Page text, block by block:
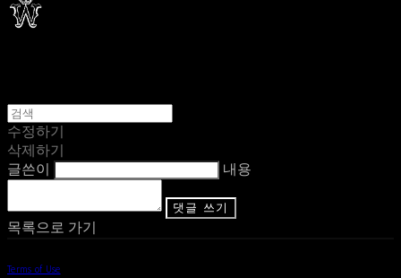
수정하기
삭제하기
글쓴이
내용
댓글 쓰기
목록으로 가기
Terms of Use